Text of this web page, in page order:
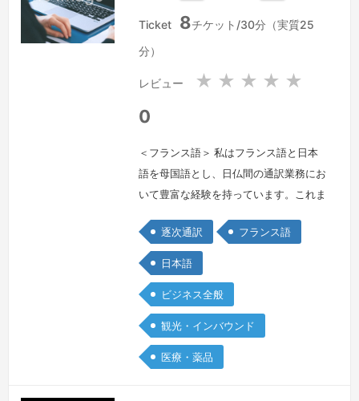
本
本
Ticket 8チケット/30分（実質25
分）
レビュー ★ ★ ★ ★ ★
0
＜フランス語＞ 私はフランス語と日本
語を母国語とし、日仏間の通訳業務にお
いて豊富な経験を持っています。これま
し、特に技術分野やビジネス分野での会
議通訳において優れた実績を積んでまい
りました。通訳においては、正確さと迅
速さを重視し、クライアントのニーズに
応じた自然なコミュニケーションを提供
しています。また、JETROやJICA関連
の複数のプロジェクトに携わり、政府
逐次通訳 フランス語
日本語
ビジネス全般
観光・インバウンド
医療・薬品